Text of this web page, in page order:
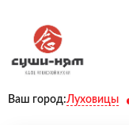
Ваш город:Луховицы